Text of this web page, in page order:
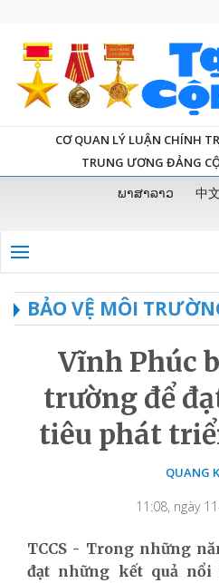
CƠ QUAN LÝ LUẬN CHÍNH
TRUNG ƯƠNG ĐẢNG
ພາສາລາວ 中文
BẢO VỆ MÔI
Vĩnh Phúc
trường để
tiêu phát
QUANG
11:08, ngày
TCCS - Trong những
đạt những kết quả